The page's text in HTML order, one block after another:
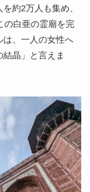
約2万人も集め、
の白亜の霊廟を完
は、一人の女性へ
晶」と言えま